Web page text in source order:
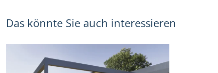
Das könnte Sie auch interessieren